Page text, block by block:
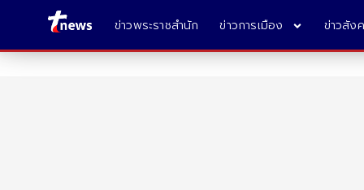
ข่าวพระราชสำนัก ข่าวการเมือง ข่าวสัง